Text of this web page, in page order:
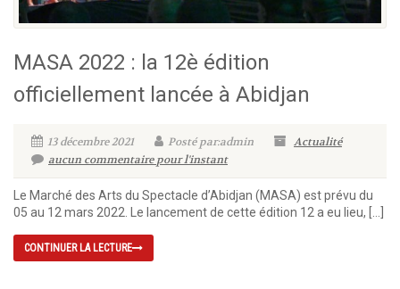
MASA 2022 : la 12è édition
officiellement lancée à Abidjan
13 décembre 2021 Posté par:admin
Actualité
aucun commentaire pour l'instant
Le Marché des Arts du Spectacle d’Abidjan (MASA) est prévu du
05 au 12 mars 2022. Le lancement de cette édition 12 a eu lieu, […]
CONTINUER LA LECTURE